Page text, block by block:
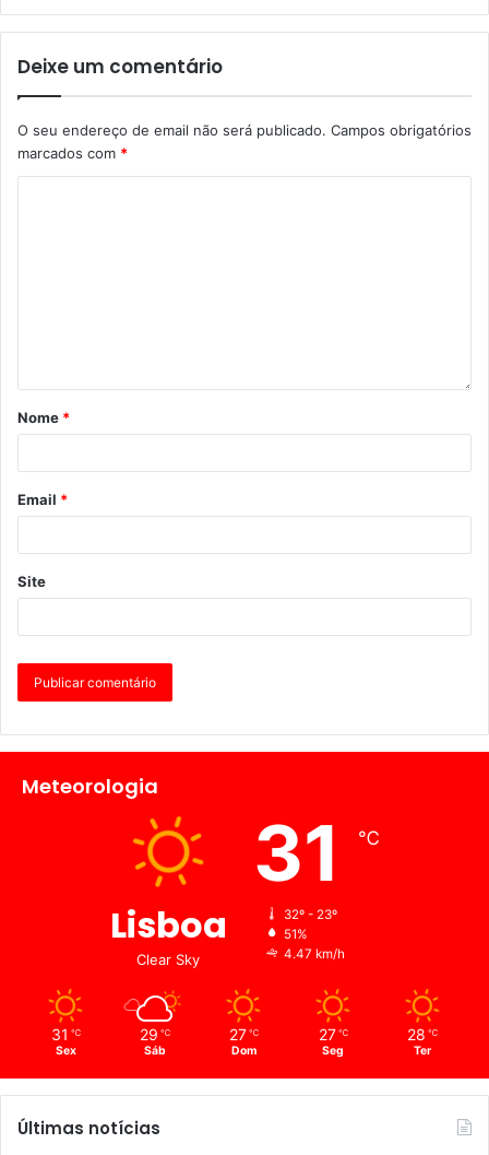
Deixe um comentário
O seu endereço de email não será publicado. Campos obrigatórios
marcados com *
Nome *
Email *
Site
Meteorologia
Lisboa
Clear Sky
31 ℃
32º - 23º
51%
4.47 km/h
31 ℃
Sex
29 ℃
Sáb
27 ℃
Dom
27 ℃
Seg
28 ℃
Ter
Últimas notícias